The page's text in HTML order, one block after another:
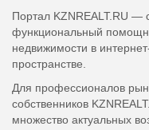
Портал KZNREALT.RU —
функциональный
недвижимости в
пространстве.
Для профессионалов
собственников
множество актуальных